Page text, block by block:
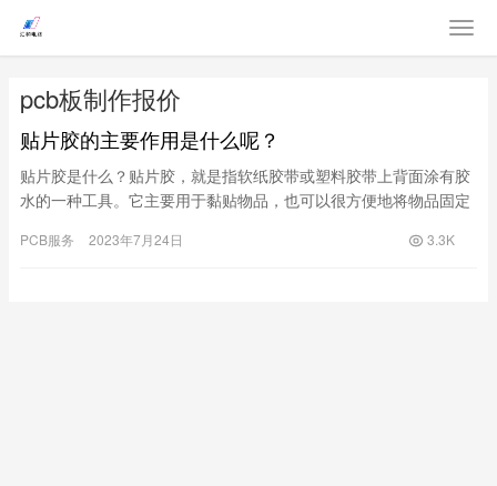
pcb板制作报价
贴片胶的主要作用是什么呢？
贴片胶是什么？贴片胶，就是指软纸胶带或塑料胶带上背面涂有胶
水的一种工具。它主要用于黏贴物品，也可以很方便地将物品固定
作用当然是黏东西。它可以黏目标物品到其他物品
PCB服务 2023年7月24日 3.3K